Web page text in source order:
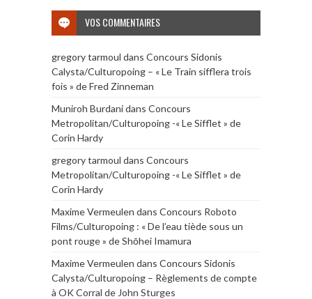
VOS COMMENTAIRES
gregory tarmoul dans Concours Sidonis
Calysta/Culturopoing – « Le Train sifflera trois
fois » de Fred Zinneman
Muniroh Burdanidans Concours
Metropolitan/Culturopoing -« Le Sifflet » de
Corin Hardy
gregory tarmoul dans Concours
Metropolitan/Culturopoing -« Le Sifflet » de
Corin Hardy
Maxime Vermeulen dans Concours Roboto
Films/Culturopoing : « De l’eau tiède sous un
pont rouge » de Shōhei Imamura
Maxime Vermeulen dans Concours Sidonis
Calysta/Culturopoing – Règlements de compte
à OK Corral de John Sturges